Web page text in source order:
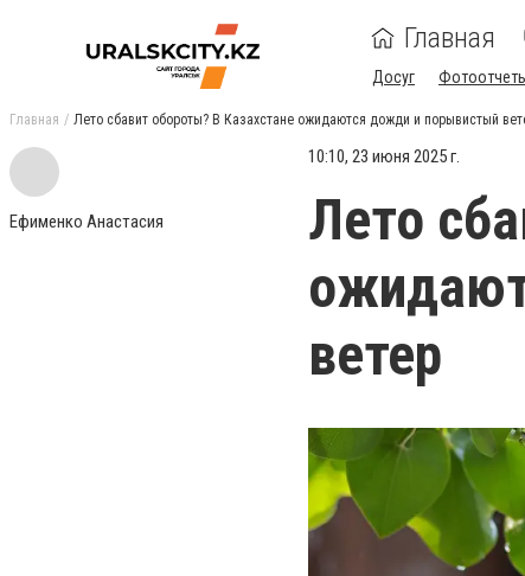
Главная
Досуг
Главная Лето сбавит обороты? В Казахстане ожидаются дожди и порывистый
Ефименко Анастасия
10:10, 23 июня 2025 г.
Лето
ветер